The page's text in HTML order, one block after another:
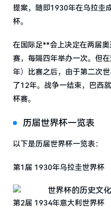
提案，随即1930年在乌拉圭
杯。
在国际足**会上决定在两届
赛，每隔四年举办一次。但
年）比赛之后，由于第二次
了12年。战争一结束，巴西
杯赛。
历届世界杯一览表
以下是历届世界杯一览表：
第1届 1930年乌拉圭世界杯
第2届 1934年意大利世界杯